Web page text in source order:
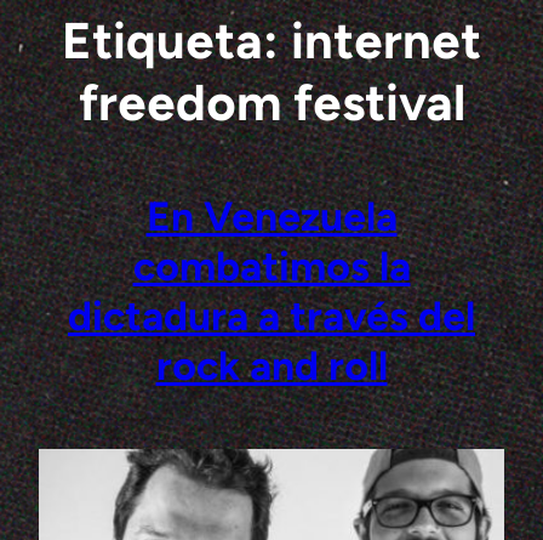
Saltar
al
contenido
Etiqueta:internet
freedom festival
En Venezuela
combatimos la
dictadura a través del
rock and roll